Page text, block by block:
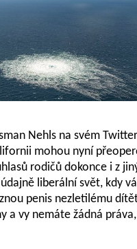
Nehls na svém
mohou nyní
rodičů dokonce i z
liberální svět, kdy
penis nezletilému
a vy nemáte žádná